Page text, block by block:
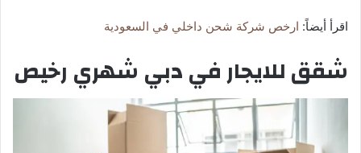
اقرأ أيضاً: ارخص شركة شحن داخلي في السعودية
شقق للايجار في دبي شهري رخيص